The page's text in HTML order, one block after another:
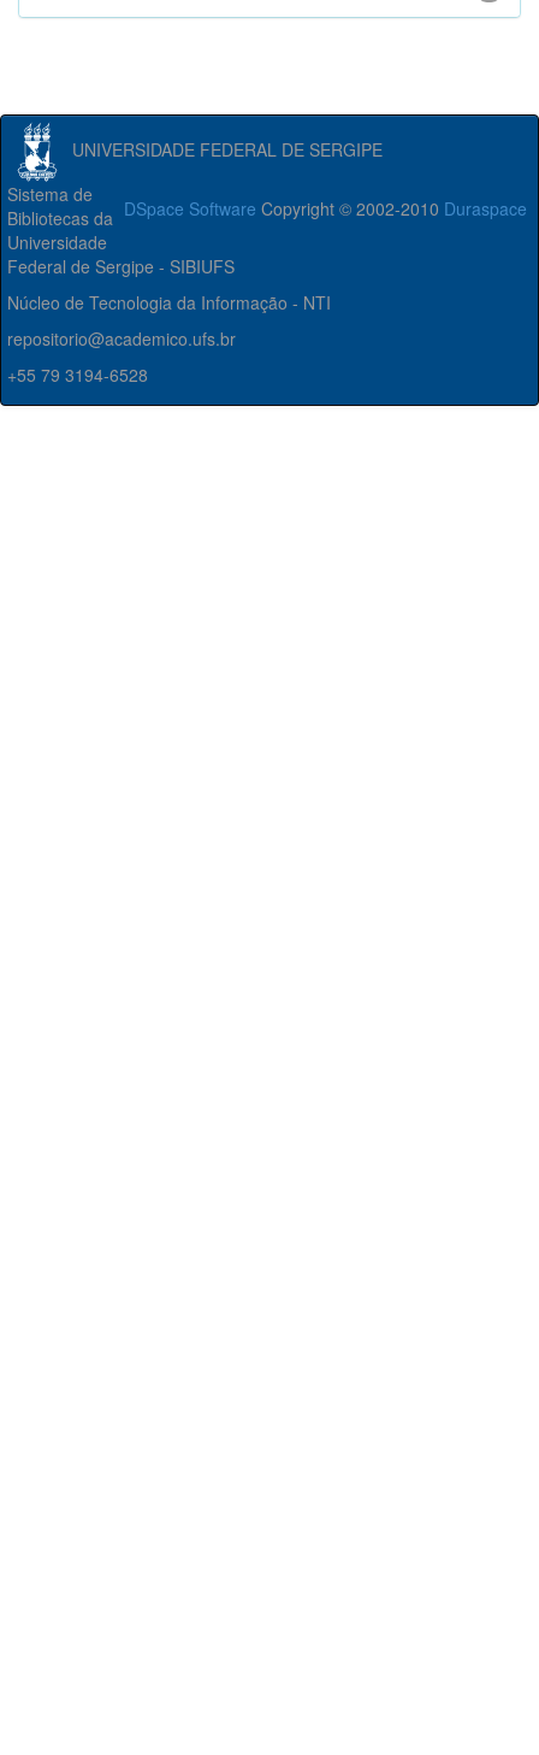
UNIVERSIDADE FEDERAL DE SERGIPE
DSpace Software Copyright © 2002-2010 Duraspace
Sistema de
Bibliotecas da
Universidade
Federal de Sergipe - SIBIUFS
Núcleo de Tecnologia da Informação - NTI
repositorio@academico.ufs.br
+55 79 3194-6528